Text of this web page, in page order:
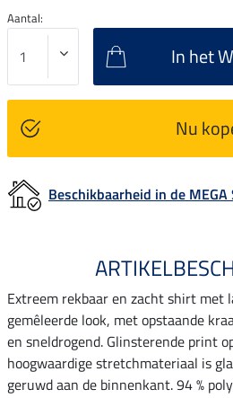
Aantal:
In het
Nu
Beschikbaarheid in de MEGA
Extreem rekbaar en zacht shirt met
gemêleerde look, met opstaande
en sneldrogend. Glinsterende print
hoogwaardige stretchmateriaal is
geruwd aan de binnenkant. 94 %